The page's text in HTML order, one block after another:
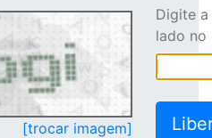
[trocar imagem]
Digite
lado no